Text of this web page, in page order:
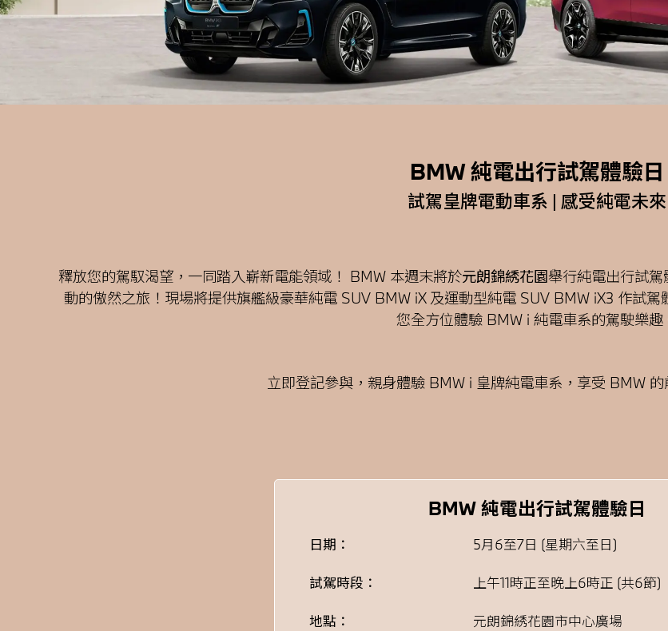
BMW 純電出行試駕體驗日
試駕皇牌電動車系 | 感受純電未來
釋放您的駕馭渴望，一同踏入嶄新電能領域！ BMW 本週末將於元朗錦綉花園舉行純電出行試
動的傲然之旅！ 現場將提供旗艦級豪華純電 SUV BMW iX 及運動型純電 SUV BMW iX3 作試
您全方位體驗 BMW i 純電車系的駕駛樂趣
立即登記參與，親身體驗 BMW i 皇牌純電車系，享受 BMW
BMW 純電出行試駕體驗日
日期： 5月6至7日 (星期六至日)
試駕時段： 上午11時正至晚上6時正 (共6節)
地點： 元朗錦綉花園市中心廣場